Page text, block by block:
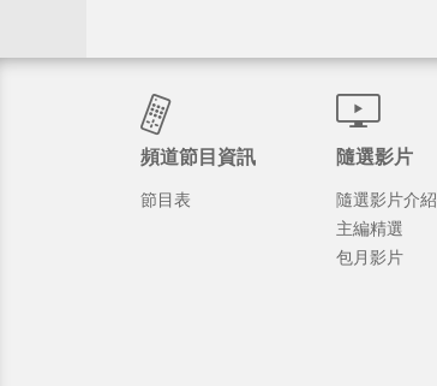
頻道節目資訊
節目表
隨選影片
隨選影片介紹
主編精選
包月影片